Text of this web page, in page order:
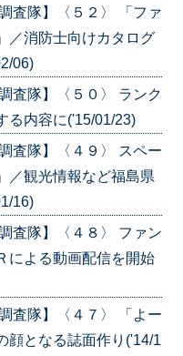
査隊】〈５２〉 「ファ
／消防士向けカタログ
06)
査隊】〈５０〉 ランク
る内容に('15/01/23)
査隊】〈４９〉 スペー
／観光情報など福島県
16)
査隊】〈４８〉 ファン
による動画配信を開始
査隊】〈４７〉 「よー
顔となる誌面作り('14/1